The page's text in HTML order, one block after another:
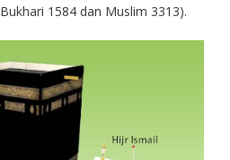
1584 dan Muslim 3313).